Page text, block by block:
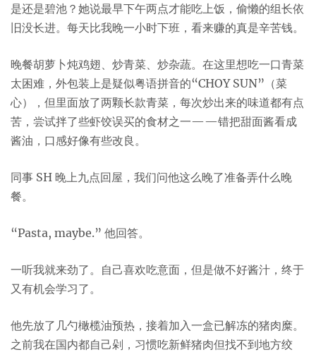
是还是碧池？她说最早下午两点才能吃上饭，偷懒的组长依
旧没长进。每天比我晚一小时下班，看来赚的真是辛苦钱。
晚餐胡萝卜炖鸡翅、炒青菜、炒杂蔬。在这里想吃一口青菜
太困难，外包装上是疑似粤语拼音的“CHOY SUN”（菜
心），但里面放了两颗长款青菜，每次炒出来的味道都有点
苦，尝试拌了些虾饺误买的食材之一——错把甜面酱看成
酱油，口感好像有些改良。
同事 SH 晚上九点回屋，我们问他这么晚了准备弄什么晚
餐。
“Pasta, maybe.” 他回答。
一听我就来劲了。自己喜欢吃意面，但是做不好酱汁，终于
又有机会学习了。
他先放了几勺橄榄油预热，接着加入一盒已解冻的猪肉糜。
之前我在国内都自己剁，习惯吃新鲜猪肉但找不到地方绞